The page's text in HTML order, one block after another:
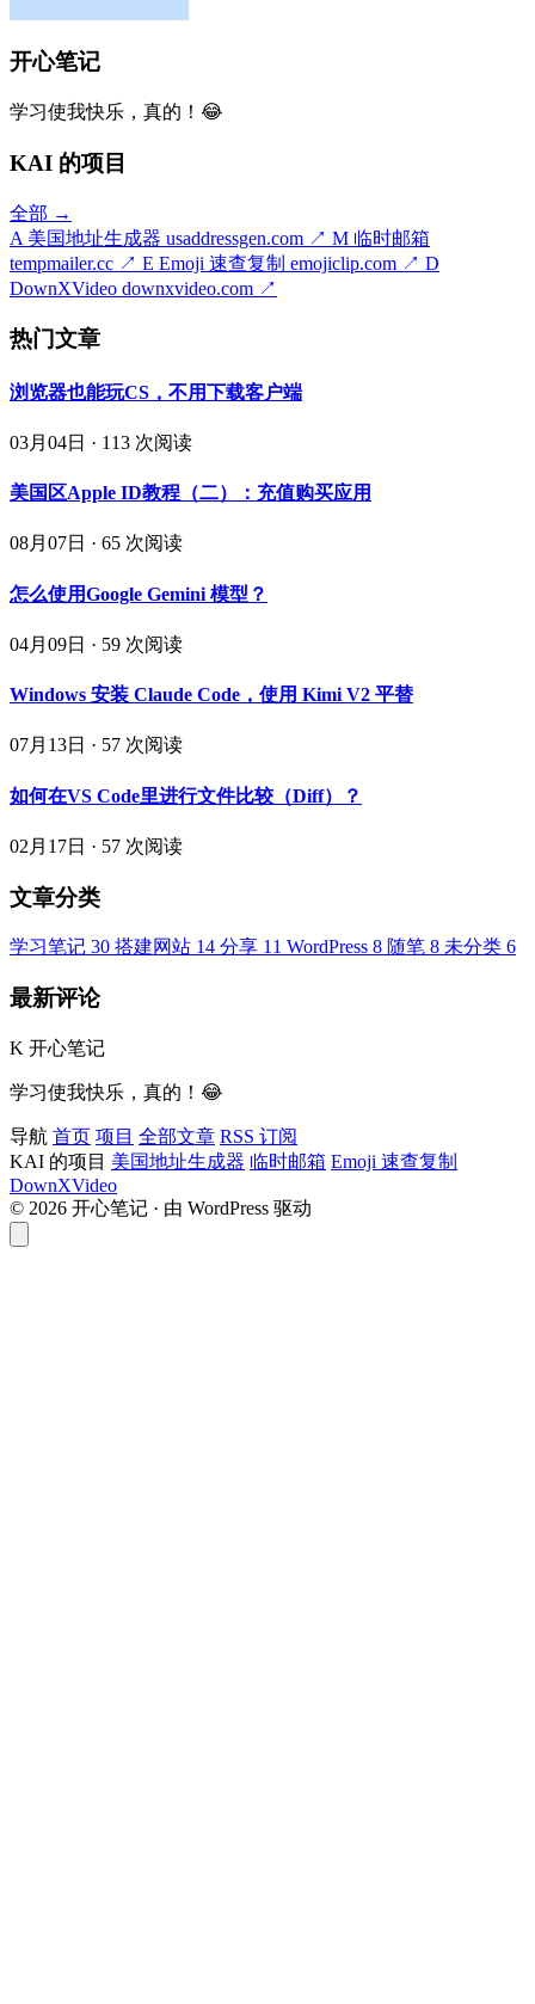
开心笔记
学习使我快乐，真的！😂
KAI 的项目
全部 →
A 美国地址生成器 usaddressgen.com ↗ M 临时邮箱
tempmailer.cc ↗ E Emoji 速查复制 emojiclip.com ↗ D
DownXVideo downxvideo.com ↗
热门文章
浏览器也能玩CS，不用下载客户端
03月04日 · 113 次阅读
美国区Apple ID教程（二）：充值购买应用
08月07日 · 65 次阅读
怎么使用Google Gemini 模型？
04月09日 · 59 次阅读
Windows 安装 Claude Code，使用 Kimi V2 平替
07月13日 · 57 次阅读
如何在VS Code里进行文件比较（Diff）？
02月17日 · 57 次阅读
文章分类
学习笔记 30 搭建网站 14 分享 11 WordPress 8 随笔 8 未分类 6
最新评论
K 开心笔记
学习使我快乐，真的！😂
导航 首页 项目 全部文章 RSS 订阅
KAI 的项目 美国地址生成器 临时邮箱 Emoji 速查复制
DownXVideo
© 2026 开心笔记 · 由 WordPress 驱动